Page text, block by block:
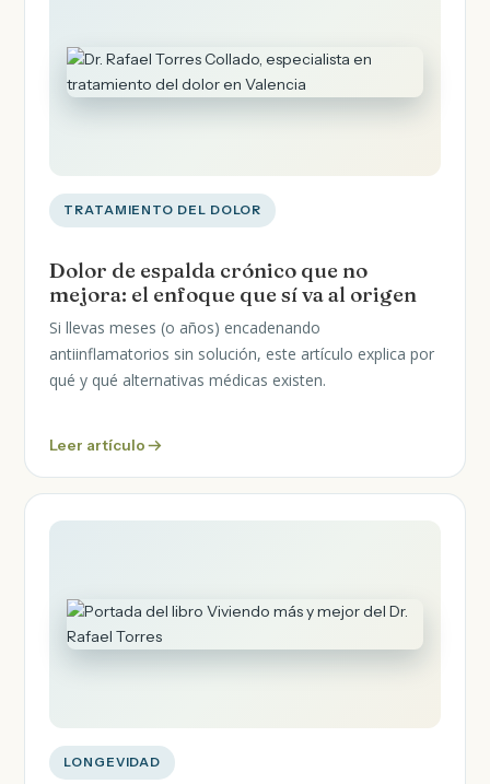
TRATAMIENTO DEL DOLOR
Dolor de espalda crónico que no
mejora: el enfoque que sí va al origen
Si llevas meses (o años) encadenando
antiinflamatorios sin solución, este artículo explica por
qué y qué alternativas médicas existen.
Leer artículo
LONGEVIDAD